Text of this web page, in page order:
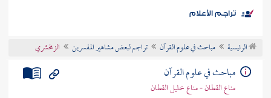
موضوعي
تراجم الأعلام
الرئيسية مباحث في علوم القرآن تراجم لبعض مشاهير المفسرين الزمخشري
مباحث في علوم القرآن
مناع القطان - مناع خليل القطان